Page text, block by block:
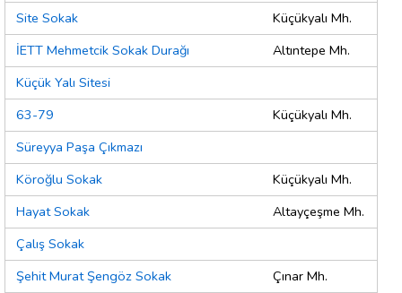
Site Sokak
Küçükyalı Mh.
İETT Mehmetcik Sokak Durağı
Altıntepe Mh.
Küçük Yalı Sitesi
63-79
Küçükyalı Mh.
Süreyya Paşa Çıkmazı
Köroğlu Sokak
Küçükyalı Mh.
Hayat Sokak
Altayçeşme Mh.
Çalış Sokak
Şehit Murat Şengöz Sokak
Çınar Mh.